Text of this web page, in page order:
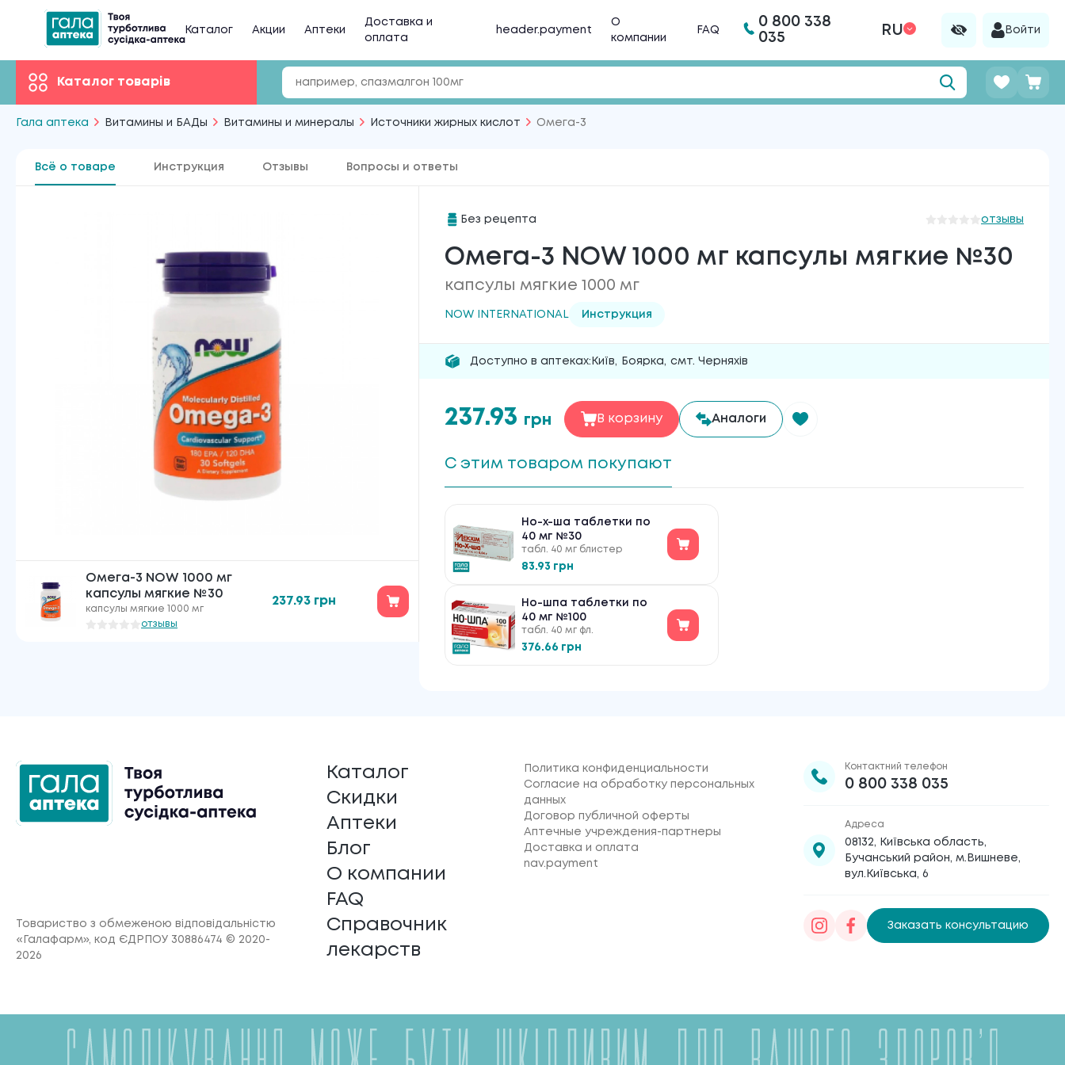
Каталог Акции Аптеки
Доставка и
оплата
header.payment
О
компании
FAQ
0 800 338
035
RU Войти
Каталог товарів
Гала аптека Витамины и БАДы Витамины и минералы Источники жирных кислот Омега-3
Всё о товаре Инструкция Отзывы Вопросы и ответы
Омега-3 NOW 1000 мг
капсулы мягкие №30
капсулы мягкие 1000 мг
отзывы
237.93 грн
Без рецепта отзывы
Омега-3 NOW 1000 мг капсулы мягкие №30
капсулы мягкие 1000 мг
NOW INTERNATIONAL Инструкция
Доступно в аптеках: Київ, Боярка, смт. Черняхів
237.93 грн В корзину Аналоги
С этим товаром покупают
Но-х-ша таблетки по
40 мг №30
табл. 40 мг блистер
83.93 грн
Но-шпа таблетки по
40 мг №100
табл. 40 мг фл.
376.66 грн
Товариство з обмеженою відповідальністю
«Галафарм», код ЄДРПОУ 30886474 © 2020-
2026
Каталог
Скидки
Аптеки
Блог
О компании
FAQ
Справочник
лекарств
Политика конфиденциальности
Согласие на обработку персональных
данных
Договор публичной оферты
Аптечные учреждения-партнеры
Доставка и оплата
nav.payment
Контактний телефон
0 800 338 035
Адреса
08132, Київська область,
Бучанський район, м.Вишневе,
вул.Київська, 6
Заказать консультацию